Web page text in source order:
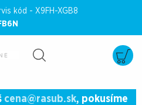
kód - X9FH-XGB8
cena@rasub.sk, pokusíme